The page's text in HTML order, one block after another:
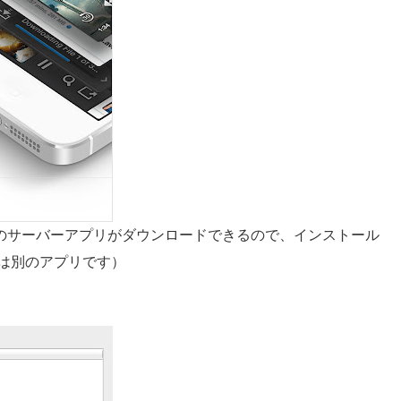
ーバーアプリがダウンロードできるので、インストール
のアプリです）